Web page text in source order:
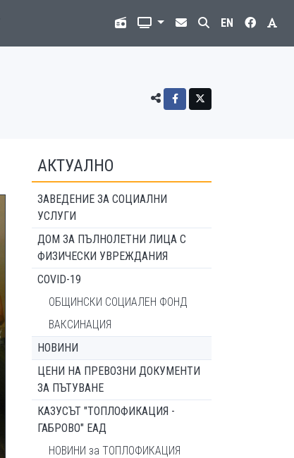
EN
АКТУАЛНО
ЗАВЕДЕНИЕ ЗА СОЦИАЛНИ
УСЛУГИ
ДОМ ЗА ПЪЛНОЛЕТНИ ЛИЦА С
ФИЗИЧЕСКИ УВРЕЖДАНИЯ
COVID-19
ОБЩИНСКИ СОЦИАЛЕН ФОНД
ВАКСИНАЦИЯ
НОВИНИ
ЦЕНИ НА ПРЕВОЗНИ ДОКУМЕНТИ
ЗА ПЪТУВАНЕ
КАЗУСЪТ "ТОПЛОФИКАЦИЯ -
ГАБРОВО" ЕАД
НОВИНИ за ТОПЛОФИКАЦИЯ